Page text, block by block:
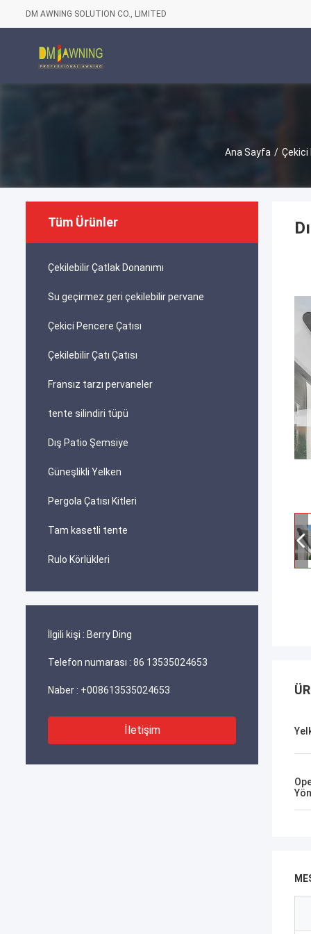
DM AWNING SOLUTION CO., LIMITED
Ana Sayfa / Çekici
Tüm Ürünler
Çekilebilir Çatlak Donanımı
Su geçirmez geri çekilebilir pervane
Çekici Pencere Çatısı
Çekilebilir Çatı Çatısı
Fransız tarzı pervaneler
tente silindiri tüpü
Dış Patio Şemsiye
Güneşlikli Yelken
Pergola Çatısı Kitleri
Tam kasetli tente
Rulo Körlükleri
İlgili kişi : Berry Ding
Telefon numarası : 86 13535024653
Naber : +008613535024653
İletişim